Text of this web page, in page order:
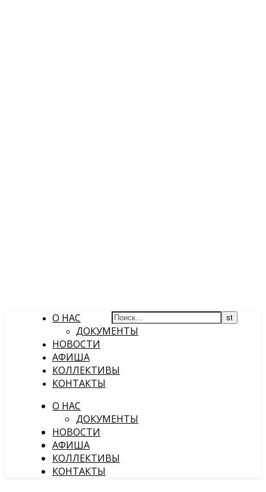
О НАС
ДОКУМЕНТЫ
НОВОСТИ
АФИША
КОЛЛЕКТИВЫ
КОНТАКТЫ
О НАС
ДОКУМЕНТЫ
НОВОСТИ
АФИША
КОЛЛЕКТИВЫ
КОНТАКТЫ